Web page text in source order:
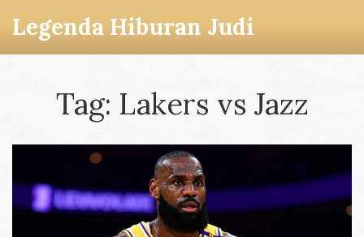
Legenda Hiburan Judi
Tag: Lakers vs Jazz